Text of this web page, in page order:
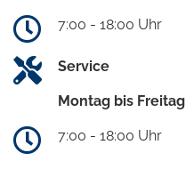
7:00 - 18:00 Uhr
Service
Montag bis Freitag
7:00 - 18:00 Uhr